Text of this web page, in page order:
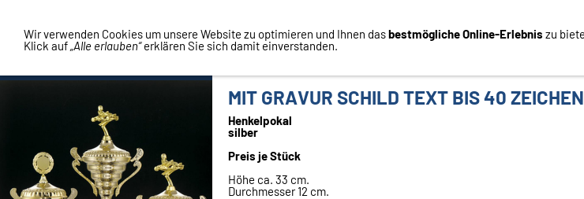
MIT GRAVUR SCHILD TEXT BIS 40 ZEICHEN
Henkelpokal
silber
Preis je Stück
Höhe ca. 33 cm.
Durchmesser 12 cm.
Wir verwenden Cookies um unsere Website zu optimieren und Ihnen dasbestmögliche Online-Erlebnis zu
Klick auf„Alle erlauben“erklären Sie sich damit einverstanden.